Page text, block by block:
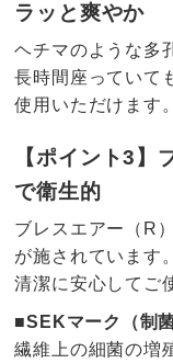
ラッと爽やか
ヘチマのような多
長時間座っていて
使用いただけます。
【ポイント3】
で衛生的
ブレスエアー（R
が施されています
清潔に安心してご
■SEKマーク（制
繊維上の細菌の増